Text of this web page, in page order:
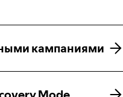
кампаниями
кампаниями